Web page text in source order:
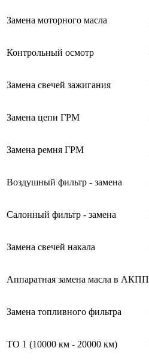
Замена моторного масла
Контрольный осмотр
Замена свечей зажигания
Замена цепи ГРМ
Замена ремня ГРМ
Воздушный фильтр - замена
Салонный фильтр - замена
Замена свечей накала
Аппаратная замена масла в АКПП
Замена топливного фильтра
ТО 1 (10000 км - 20000 км)